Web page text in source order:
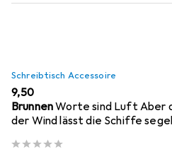
Schreibtisch Accessoire
EUR
9,50
BrunnenWorte sind Luft Aber
der Wind lässt die Schiffe